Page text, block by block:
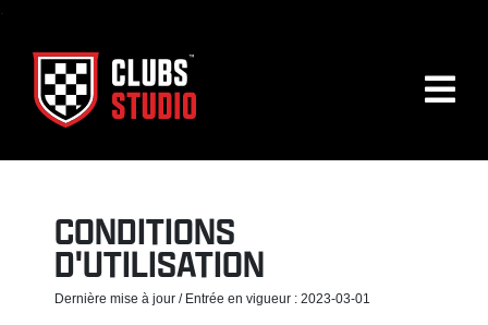
.
CONDITIONS
D'UTILISATION
Dernière mise à jour / Entrée en vigueur : 2023-03-01